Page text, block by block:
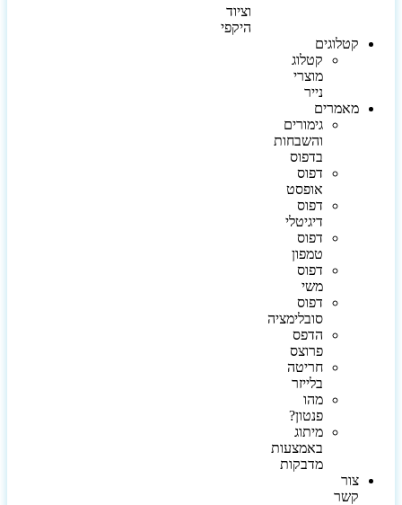
וציוד
היקפי
קטלוגים
קטלוג
מוצרי
נייר
מאמרים
גימורים
והשבחות
בדפוס
דפוס
אופסט
דפוס
דיגיטלי
דפוס
טמפון
דפוס
משי
דפוס
סובלימציה
הדפס
פרוצס
חריטה
בלייזר
מהו
פנטון?
מיתוג
באמצעות
מדבקות
צור
קשר